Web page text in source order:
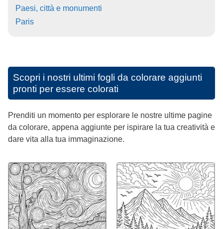
Paesi, città e monumenti
Paris
Scopri i nostri ultimi fogli da colorare aggiunti
pronti per essere colorati
Prenditi un momento per esplorare le nostre ultime pagine
da colorare, appena aggiunte per ispirare la tua creatività e
dare vita alla tua immaginazione.